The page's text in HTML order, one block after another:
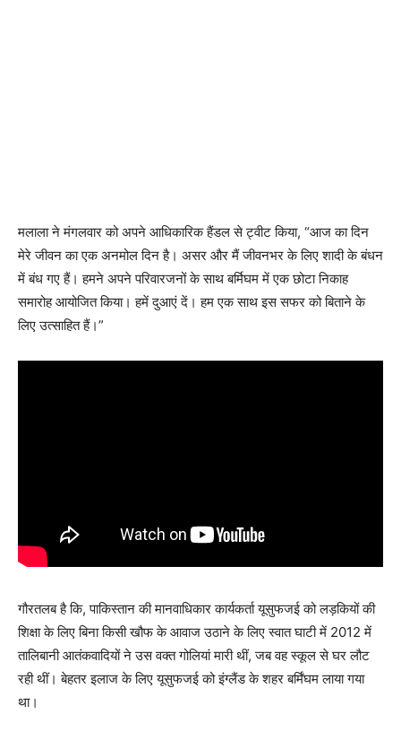
मलाला ने मंगलवार को अपने आधिकारिक हैंडल से ट्वीट किया, “आज का दिन
मेरे जीवन का एक अनमोल दिन है। असर और मैं जीवनभर के लिए शादी के बंधन
में बंध गए हैं। हमने अपने परिवारजनों के साथ बर्मिघम में एक छोटा निकाह
समारोह आयोजित किया। हमें दुआएं दें। हम एक साथ इस सफर को बिताने के
लिए उत्साहित हैं।”
गौरतलब है कि, पाकिस्तान की मानवाधिकार कार्यकर्ता यूसुफजई को लड़कियों की
शिक्षा के लिए बिना किसी खौफ के आवाज उठाने के लिए स्वात घाटी में 2012 में
तालिबानी आतंकवादियों ने उस वक्त गोलियां मारी थीं, जब वह स्कूल से घर लौट
रही थीं। बेहतर इलाज के लिए यूसुफजई को इंग्लैंड के शहर बर्मिंघम लाया गया
था।